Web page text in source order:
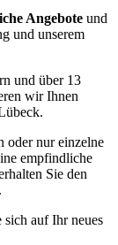
Angebote und
und unserem
und über 13
wir Ihnen
oder nur einzelne
empfindliche
Sie den
sich auf Ihr neues